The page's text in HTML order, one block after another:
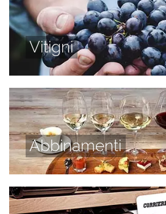
Vitigni
Abbinamenti